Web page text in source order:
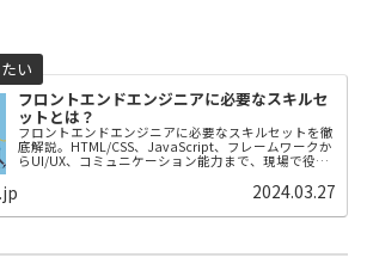
フロントエンドエンジニアに必要なスキルセ
ットとは？
フロントエンドエンジニアに必要なスキルセットを徹
底解説。HTML/CSS、JavaScript、フレームワークか
らUI/UX、コミュニケーション能力まで、現場で役立
2024.03.27